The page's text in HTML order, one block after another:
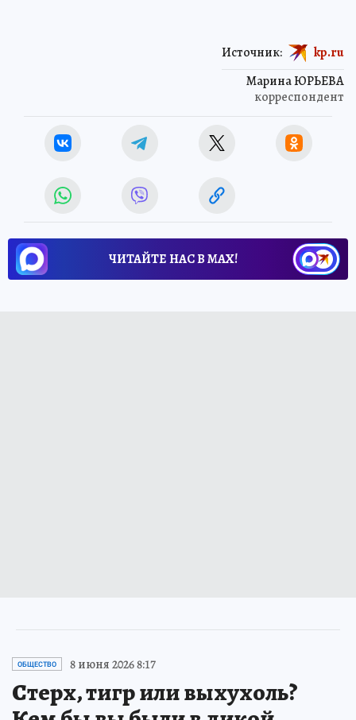
Марина ЮРЬЕВА
корреспондент
Источник: kp.ru
ЧИТАЙТЕ НАС В МАХ!
ОБЩЕСТВО 8 июня 2026 8:17
Стерх, тигр или выхухоль?